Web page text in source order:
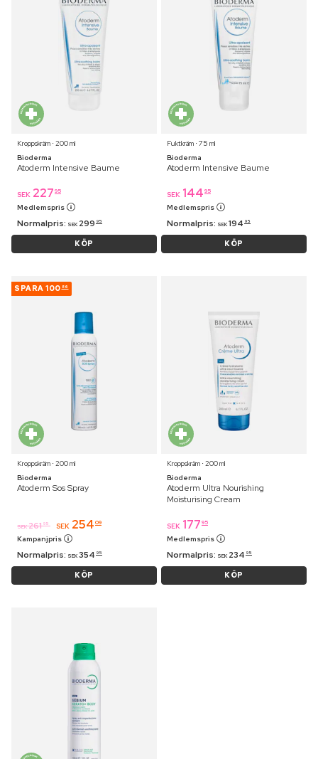
Kroppskräm ⋅ 200 ml
Bioderma
Atoderm Intensive Baume
SEK 227 95
Medlemspris
Normalpris: SEK 299 95
KÖP
Fuktkräm ⋅ 75 ml
Bioderma
Atoderm Intensive Baume
SEK 144 95
Medlemspris
Normalpris: SEK 194 95
KÖP
SPARA 100 86
Kroppskräm ⋅ 200 ml
Bioderma
Atoderm Sos Spray
SEK 261 95 SEK 254 09
Kampanjpris
Normalpris: SEK 354 95
KÖP
Kroppskräm ⋅ 200 ml
Bioderma
Atoderm Ultra Nourishing
Moisturising Cream
SEK 177 95
Medlemspris
Normalpris: SEK 234 95
KÖP